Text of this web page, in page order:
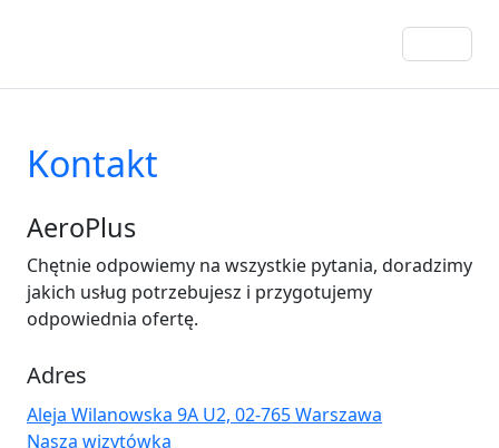
Kontakt
AeroPlus
Chętnie odpowiemy na wszystkie pytania, doradzimy
jakich usług potrzebujesz i przygotujemy
odpowiednia ofertę.
Adres
Aleja Wilanowska 9A U2, 02-765 Warszawa
Nasza wizytówka